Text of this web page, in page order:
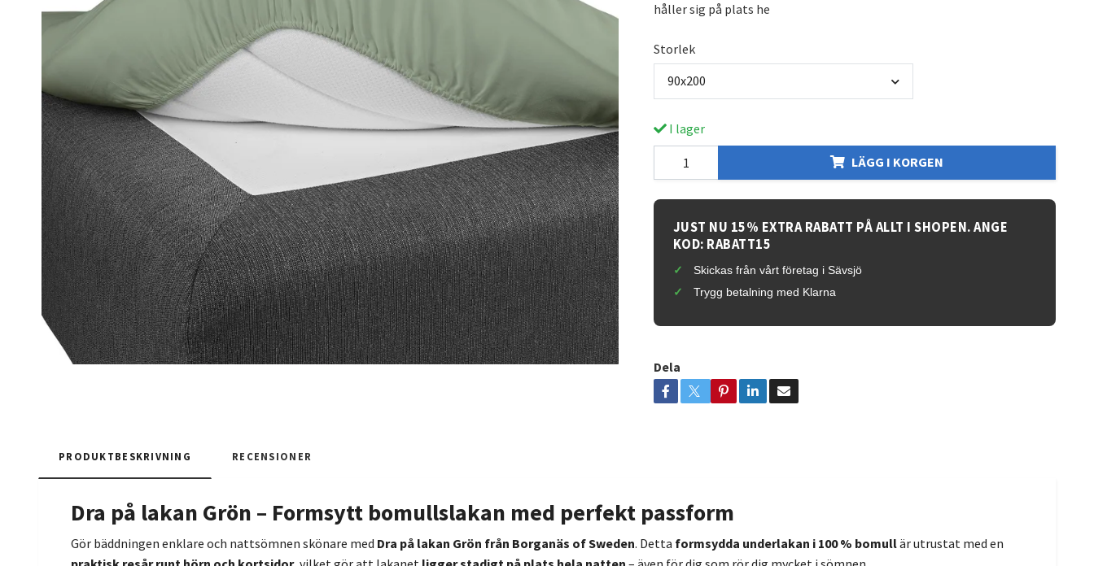
håller sig på plats he
Storlek
90x200
I lager
LÄGG I KORGEN
JUST NU 15% EXTRA RABATT PÅ ALLT I SHOPEN. ANGE
KOD: RABATT15
Skickas från vårt företag i Sävsjö
Trygg betalning med Klarna
Dela
PRODUKTBESKRIVNING RECENSIONER
Dra på lakan Grön – Formsytt bomullslakan med perfekt passform
Gör bäddningen enklare och nattsömnen skönare med Dra på lakan Grön från Borganäs of Sweden. Detta formsydda underlakan i 100 % bomullär utrustat med en